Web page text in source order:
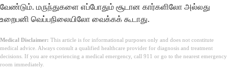
வேண்டும். மருந்துகளை எப்போதும் சூடான கார்களிலோ அல்லது
உறைபனி வெப்பநிலையிலோ வைக்கக் கூடாது.
Medical Disclaimer: This article is for informational purposes only and does not constitute
medical advice. Always consult a qualified healthcare provider for diagnosis and treatment
decisions. If you are experiencing a medical emergency, call 911 or go to the nearest emergency
room immediately.